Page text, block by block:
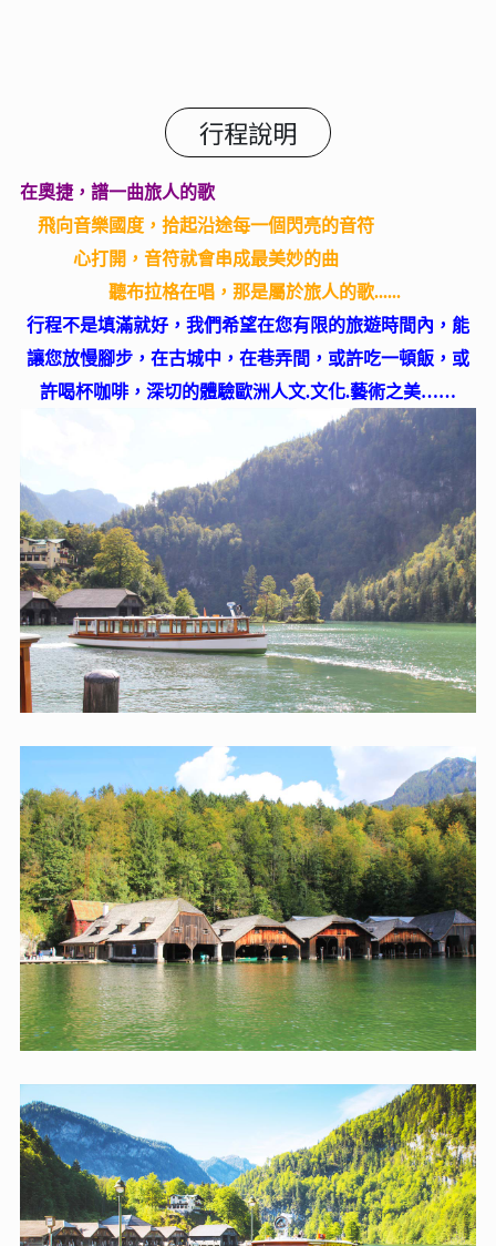
行程說明
在奧捷，譜一曲旅人的歌
飛向音樂國度，拾起沿途每一個閃亮的音符
心打開，音符就會串成最美妙的曲
聽布拉格在唱，那是屬於旅人的歌......
行程不是填滿就好，我們希望在您有限的旅遊時間內，能
讓您放慢腳步，在古城中，在巷弄間，或許吃一頓飯，或
許喝杯咖啡，深切的體驗歐洲人文.文化.藝術之美……